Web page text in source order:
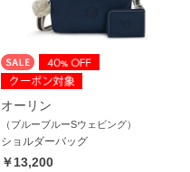
オーリン
（ブルーブルーSウェビング）
ショルダーバッグ
￥13,200